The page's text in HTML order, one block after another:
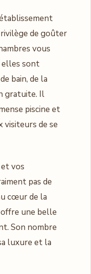
de goûter
vous
sont
bain, de la
gratuite. Il
piscine et
visiteurs de se
vos
pas de
cœur de la
offre une belle
Son nombre
luxure et la